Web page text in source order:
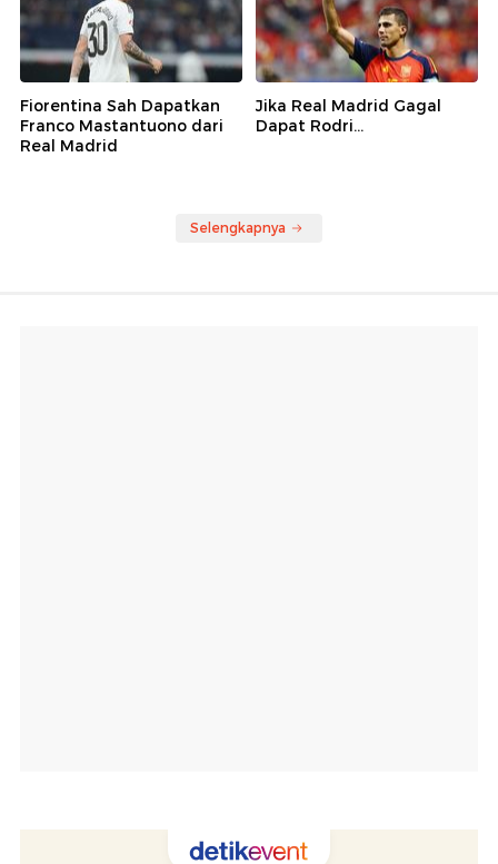
Fiorentina Sah Dapatkan
Franco Mastantuono dari
Real Madrid
Jika Real Madrid Gagal
Dapat Rodri...
Selengkapnya